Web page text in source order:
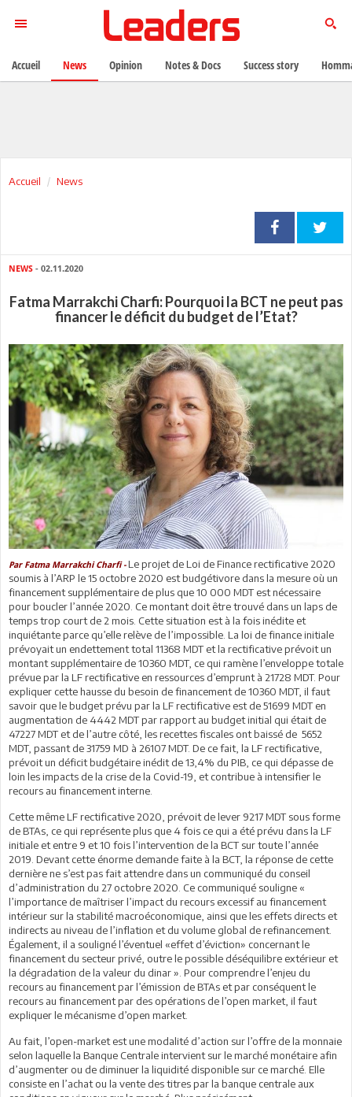
Accueil News
NEWS - 02.11.2020
Fatma Marrakchi Charfi: Pourquoi la BCT ne peut pas
financer le déficit du budget de l’Etat?
Par Fatma Marrakchi Charfi -Le projet de Loi de Finance rectificative 2020
soumis à l’ARP le 15 octobre 2020 est budgétivore dans la mesure où un
financement supplémentaire de plus que 10 000 MDT est nécessaire
pour boucler l’année 2020. Ce montant doit être trouvé dans un laps de
temps trop court de 2 mois. Cette situation est à la fois inédite et
inquiétante parce qu’elle relève de l’impossible. La loi de finance initiale
prévoyait un endettement total 11368 MDT et la rectificative prévoit un
montant supplémentaire de 10360 MDT, ce qui ramène l’enveloppe totale
prévue par la LF rectificative en ressources d’emprunt à 21728 MDT. Pour
expliquer cette hausse du besoin de financement de 10360 MDT, il faut
savoir que le budget prévu par la LF rectificative est de 51699 MDT en
augmentation de 4442 MDT par rapport au budget initial qui était de
47227 MDT et de l’autre côté, les recettes fiscales ont baissé de 5652
MDT, passant de 31759 MD à 26107 MDT. De ce fait, la LF rectificative,
prévoit un déficit budgétaire inédit de 13,4% du PIB, ce qui dépasse de
loin les impacts de la crise de la Covid-19, et contribue à intensifier le
recours au financement interne.
Cette même LF rectificative 2020, prévoit de lever 9217 MDT sous forme
de BTAs, ce qui représente plus que 4 fois ce qui a été prévu dans la LF
initiale et entre 9 et 10 fois l’intervention de la BCT sur toute l’année
2019. Devant cette énorme demande faite à la BCT, la réponse de cette
dernière ne s’est pas fait attendre dans un communiqué du conseil
d’administration du 27 octobre 2020. Ce communiqué souligne «
l’importance de maîtriser l’impact du recours excessif au financement
intérieur sur la stabilité macroéconomique, ainsi que les effets directs et
indirects au niveau de l’inflation et du volume global de refinancement.
Également, il a souligné l’éventuel «effet d’éviction» concernant le
financement du secteur privé, outre le possible déséquilibre extérieur et
la dégradation de la valeur du dinar ». Pour comprendre l’enjeu du
recours au financement par l’émission de BTAs et par conséquent le
recours au financement par des opérations de l’open market, il faut
expliquer le mécanisme d’open market.
Au fait, l’open-market est une modalité d’action sur l’offre de la monnaie
selon laquelle la Banque Centrale intervient sur le marché monétaire afin
d’augmenter ou de diminuer la liquidité disponible sur ce marché. Elle
consiste en l’achat ou la vente des titres par la banque centrale aux
Accueil News Opinion Notes & Docs Success story